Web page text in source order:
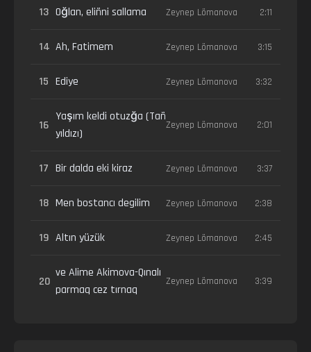
13 Oğlan, eliñni sallama Zeynep Lömanova 2:11
14 Ah, Fatimem Zeynep Lömanova 3:15
15 Ediye Zeynep Lömanova 3:32
16
Yaşım keldi otuzğa (Tañ
yıldızı)
Zeynep Lömanova 2:01
17 Bir dalda eki kiraz Zeynep Lömanova 3:37
18 Men bostancı degilim Zeynep Lömanova 2:38
19 Altın yüzük Zeynep Lömanova 2:45
20
ve Alime Akimova-Qınalı
parmaq cez tırnaq
Zeynep Lömanova 3:39